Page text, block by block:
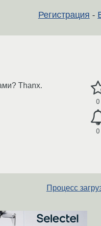
Регистрация -
0
0
Thanx.
Процесс